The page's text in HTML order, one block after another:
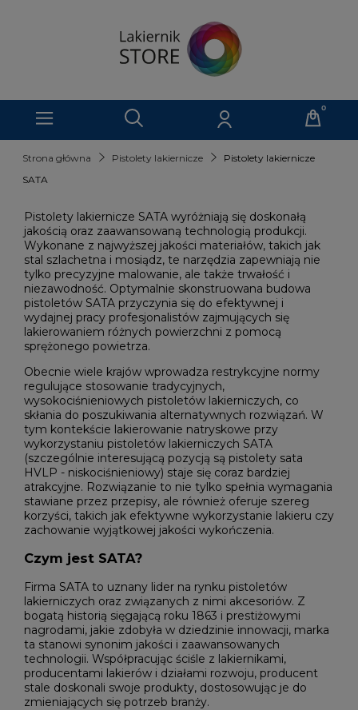
Strona główna Pistolety lakiernicze
Pistolety lakiernicze
SATA
Pistolety lakiernicze SATA wyróżniają się doskonałą
jakością oraz zaawansowaną technologią produkcji.
Wykonane z najwyższej jakości materiałów, takich jak
stal szlachetna i mosiądz, te narzędzia zapewniają nie
tylko precyzyjne malowanie, ale także trwałość i
niezawodność. Optymalnie skonstruowana budowa
pistoletów SATA przyczynia się do efektywnej i
wydajnej pracy profesjonalistów zajmujących się
lakierowaniem różnych powierzchni z pomocą
sprężonego powietrza.
Obecnie wiele krajów wprowadza restrykcyjne normy
regulujące stosowanie tradycyjnych,
wysokociśnieniowych pistoletów lakierniczych, co
skłania do poszukiwania alternatywnych rozwiązań. W
tym kontekście lakierowanie natryskowe przy
wykorzystaniu pistoletów lakierniczych SATA
(szczególnie interesującą pozycją są pistolety sata
HVLP - niskociśnieniowy) staje się coraz bardziej
atrakcyjne. Rozwiązanie to nie tylko spełnia wymagania
stawiane przez przepisy, ale również oferuje szereg
korzyści, takich jak efektywne wykorzystanie lakieru czy
zachowanie wyjątkowej jakości wykończenia.
Czym jest SATA?
Firma SATA to uznany lider na rynku pistoletów
lakierniczych oraz związanych z nimi akcesoriów. Z
bogatą historią sięgającą roku 1863 i prestiżowymi
nagrodami, jakie zdobyła w dziedzinie innowacji, marka
ta stanowi synonim jakości i zaawansowanych
technologii. Współpracując ściśle z lakiernikami,
producentami lakierów i działami rozwoju, producent
stale doskonali swoje produkty, dostosowując je do
zmieniających się potrzeb branży.